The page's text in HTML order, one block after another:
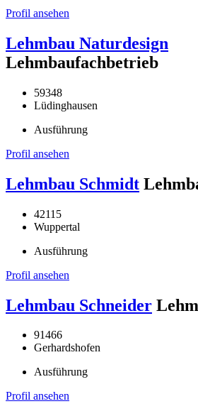
Profil ansehen
Lehmbau Naturdesign
Lehmbaufachbetrieb
59348
Lüdinghausen
Ausführung
Profil ansehen
Lehmbau Schmidt
42115
Wuppertal
Ausführung
Profil ansehen
Lehmbau Schneider
91466
Gerhardshofen
Ausführung
Profil ansehen